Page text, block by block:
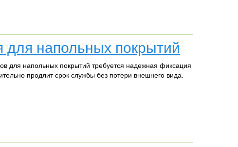
для напольных покрытий
для напольных покрытий требуется надежная фиксация
продлит срок службы без потери внешнего вида.